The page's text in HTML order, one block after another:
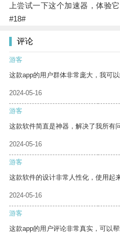
上尝试一下这个加速器，体验
#18#
评论
游客
这款app的用户群体非常庞大，我可
2024-05-16
游客
这款软件简直是神器，解决了我所有问
2024-05-16
游客
这款软件的设计非常人性化，使用起
2024-05-16
游客
这款app的用户评论非常真实，可以